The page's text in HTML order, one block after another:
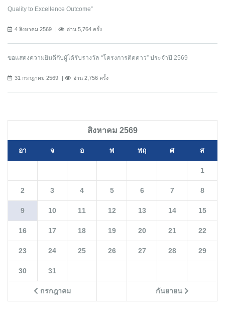
Quality to Excellence Outcome”
4 สิงหาคม 2569 อ่าน 5,764 ครั้ง
ขอแสดงความยินดีกับผู้ได้รับรางวัล “โครงการติดดาว” ประจำปี 2569
31 กรกฎาคม 2569 อ่าน 2,756 ครั้ง
สิงหาคม 2569
อา จ อ พ พฤ ศ ส
กรกฎาคม กันยายน
1
2 3 4 5 6 7 8
9 10 11 12 13 14 15
16 17 18 19 20 21 22
23 24 25 26 27 28 29
30 31